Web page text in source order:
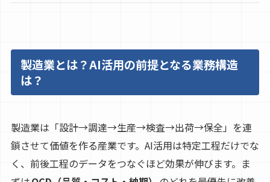
製造業とは？AI活用の前提となる業務構造
は？
製造業は「設計→調達→生産→検査→出荷→保全」を連
鎖させて価値を作る産業です。AI活用は特定工程だけでな
く、前後工程のデータをつなぐほど効果が伸びます。ま